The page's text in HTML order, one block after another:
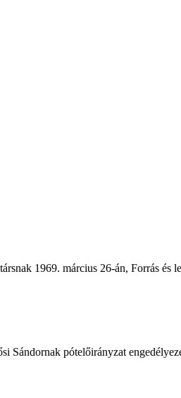
1969. március 26-án, Forrás és
Sándornak pótelőirányzat